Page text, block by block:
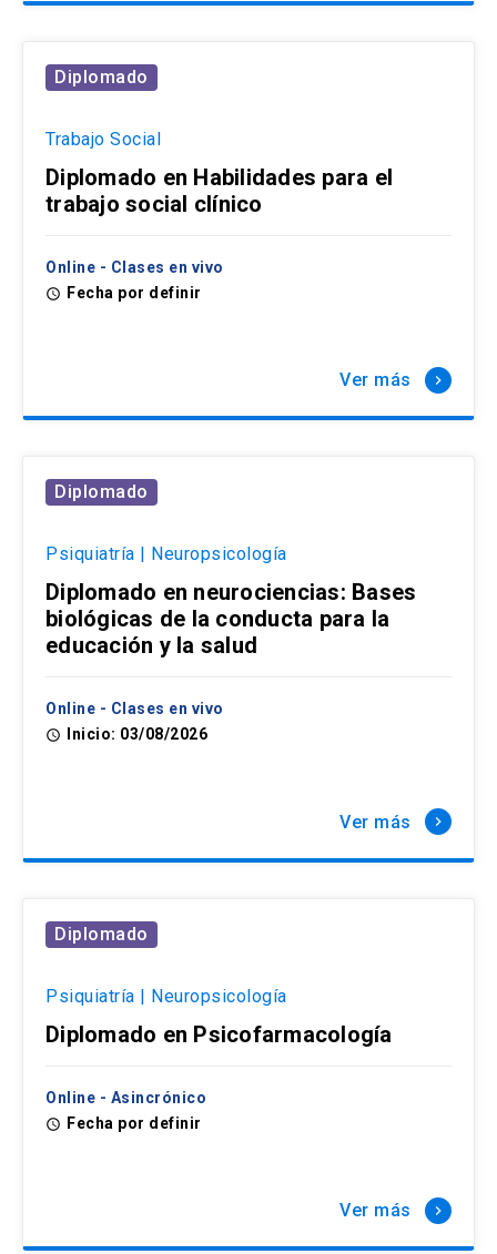
Diplomado
Trabajo Social
Diplomado en Habilidades para el
trabajo social clínico
Online - Clases en vivo
access_time Fecha por definir
Ver más keyboard_arrow_right
Diplomado
Psiquiatría | Neuropsicología
Diplomado en neurociencias: Bases
biológicas de la conducta para la
educación y la salud
Online - Clases en vivo
access_time Inicio: 03/08/2026
Ver más keyboard_arrow_right
Diplomado
Psiquiatría | Neuropsicología
Diplomado en Psicofarmacología
Online - Asincrónico
access_time Fecha por definir
Ver más keyboard_arrow_right